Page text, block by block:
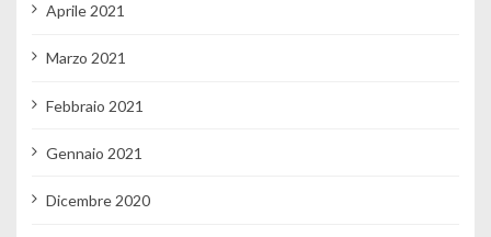
Aprile 2021
Marzo 2021
Febbraio 2021
Gennaio 2021
Dicembre 2020